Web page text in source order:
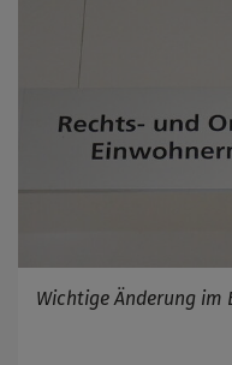
Wichtige Änderung im